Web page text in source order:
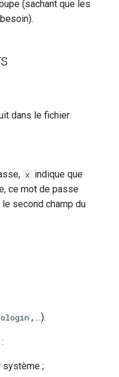
(sachant que les
dans le fichier
x indique que
ce mot de passe
second champ du
, ...).
système ;